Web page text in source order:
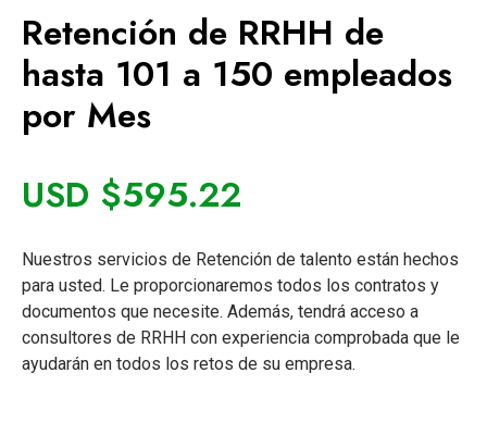
Retención de RRHH de
hasta 101 a 150 empleados
por Mes
USD $595.22
Nuestros servicios de Retención de talento están hechos
para usted. Le proporcionaremos todos los contratos y
documentos que necesite. Además, tendrá acceso a
consultores de RRHH con experiencia comprobada que le
ayudarán en todos los retos de su empresa.